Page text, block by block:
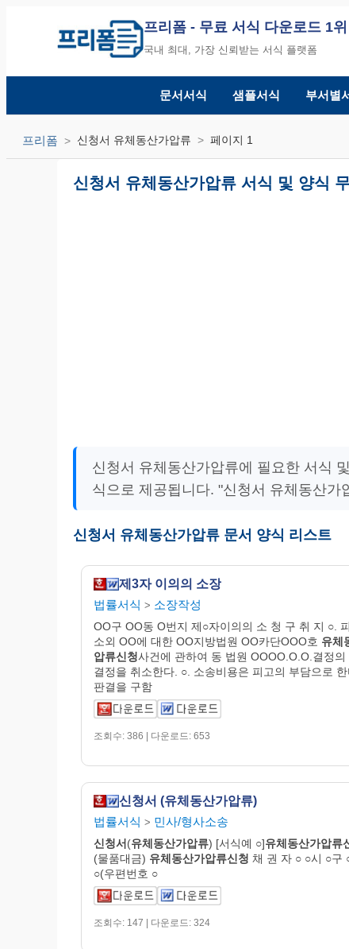
프리폼 - 무료 서식 다운로드 1위
국내 최대, 가장 신뢰받는 서식 플랫폼
문서서식 샘플서식 부서별
프리폼 신청서 유체동산가압류 페이지 1
신청서 유체동산가압류 서식 및 양식
신청서 유체동산가압류에 필요한 서식
식으로 제공됩니다. "신청서 유체동산가
신청서 유체동산가압류 문서 양식 리스트
제3자 이의의 소장
법률서식 > 소장작성
OO구 OO동 O번지 제○자이의의 소 청 구 취 지 ○.
소외 OO에 대한 OO지방법원 OO카단OOO호 유체
압류신청사건에 관하여 동 법원 OOOO.O.O.결정의
결정을 취소한다. ○. 소송비용은 피고의 부담으로
판결을 구함
조회수: 386 | 다운로드: 653
신청서 (유체동산가압류)
법률서식 > 민사/형사소송
신청서(유체동산가압류) [서식예 ○]유체동산가압류
(물품대금) 유체동산가압류신청 채 권 자 ○ ○시 ○구
○(우편번호 ○
조회수: 147 | 다운로드: 324